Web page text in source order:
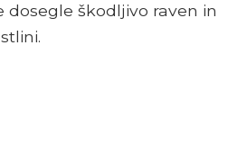
škodljivo raven in